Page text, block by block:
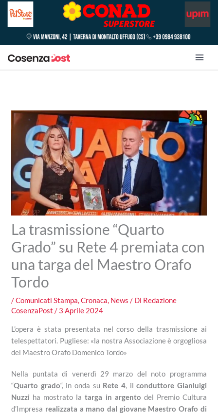
La trasmissione “Quarto
Grado” su Rete 4 premiata con
una targa del Maestro Orafo
Tordo
/Comunicati Stampa,Cronaca, News / Di Redazione
CosenzaPost/ 3 Aprile 2024
L’opera è stata presentata nel corso della trasmissione ai
telespettatori. Pugliese: «la nostra Associazione è orgogliosa
del Maestro Orafo Domenico Tordo»
Nella puntata di venerdì 29 marzo del noto programma
“Quarto grado“, in onda su Rete 4, ilconduttore Gianluigi
Nuzzi ha mostrato latarga in argento del Premio Cultura
d’Impresa realizzata a mano dal giovane Maestro Orafo di